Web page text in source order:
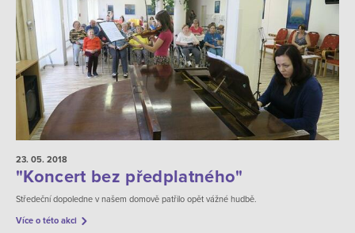
23. 05. 2018
"Koncert bez předplatného"
Středeční dopoledne v našem domově patřilo opět vážné hudbě.
Více o této akci